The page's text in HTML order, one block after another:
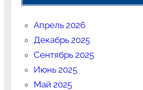
Апрель 2026
Декабрь 2025
Сентябрь 2025
Июнь 2025
Май 2025